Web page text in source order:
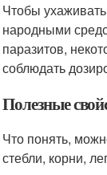
Чтобы
народными
паразитов,
соблюдать
Полезные
Что понять,
стебли, корни,